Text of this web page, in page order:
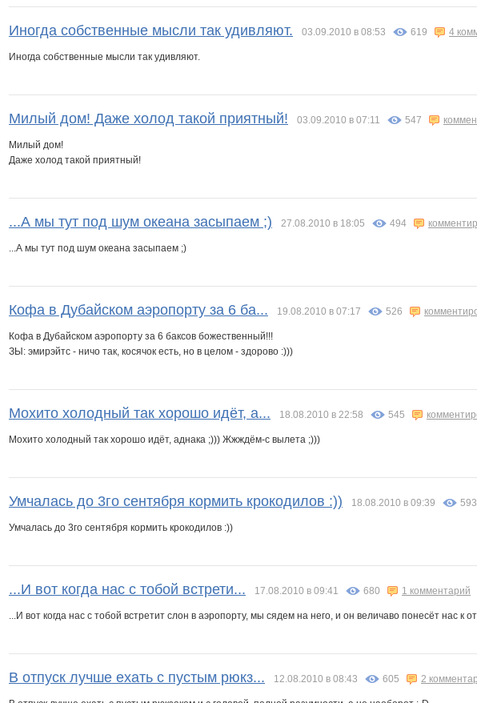
Иногда собственные мысли так удивляют. 03.09.2010 в 08:53 619 4
Иногда собственные мысли так удивляют.
Милый дом! Даже холод такой приятный! 03.09.2010 в 07:11 547
Милый дом!
Даже холод такой приятный!
...А мы тут под шум океана засыпаем ;) 27.08.2010 в 18:05 494
...А мы тут под шум океана засыпаем ;)
Кофа в Дубайском аэропорту за 6 ба... 19.08.2010 в 07:17 526
Кофа в Дубайском аэропорту за 6 баксов божественный!!!
ЗЫ: эмирэйтс - ничо так, косячок есть, но в целом - здорово :)))
Мохито холодный так хорошо идёт, а... 18.08.2010 в 22:58 545
Мохито холодный так хорошо идёт, аднака ;))) Жжждём-с вылета ;)))
Умчалась до 3го сентября кормить крокодилов :)) 18.08.2010 в 09:39 593
Умчалась до 3го сентября кормить крокодилов :))
...И вот когда нас с тобой встрети... 17.08.2010 в 09:41 680 1 комментарий
...И вот когда нас с тобой встретит слон в аэропорту, мы сядем на него, и он величаво понесёт нас к
В отпуск лучше ехать с пустым рюкз... 12.08.2010 в 08:43 605 2